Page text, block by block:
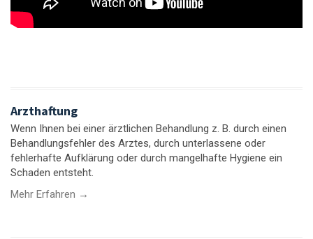
Arzthaftung
Wenn Ihnen bei einer ärztlichen Behandlung z. B. durch einen
Behandlungsfehler des Arztes, durch unterlassene oder
fehlerhafte Aufklärung oder durch mangelhafte Hygiene ein
Schaden entsteht.
Mehr Erfahren →